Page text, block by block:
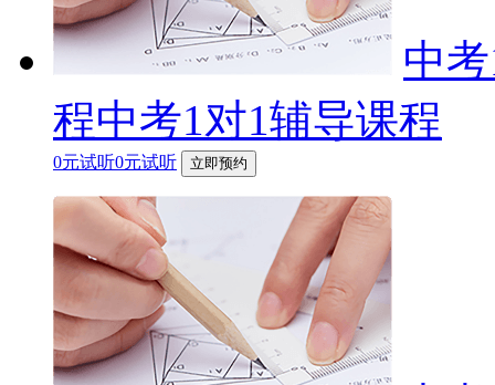
中
程中考1对1辅导课程
0元试听0元试听 立即预约